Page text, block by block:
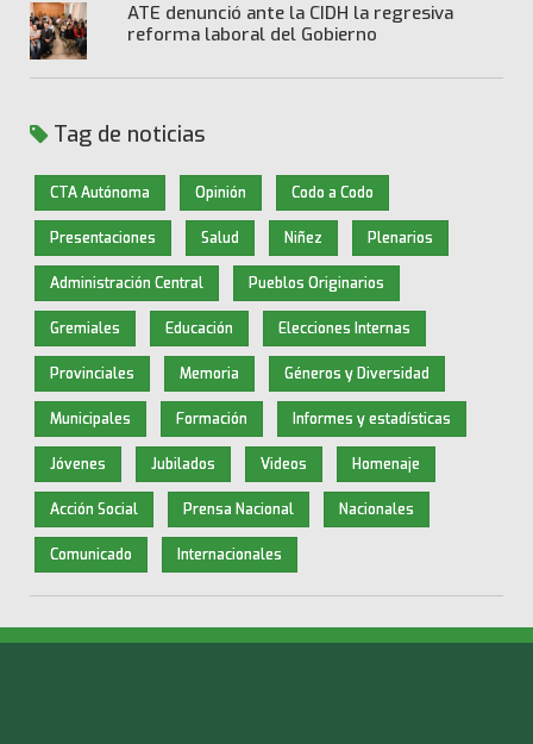
ATE denunció ante la CIDH la regresiva
reforma laboral del Gobierno
Tag de noticias
CTA Autónoma Opinión Codo a Codo
Presentaciones Salud Niñez Plenarios
Administración Central Pueblos Originarios
Gremiales Educación Elecciones Internas
Provinciales Memoria Géneros y Diversidad
Municipales Formación Informes y estadísticas
Jóvenes Jubilados Videos Homenaje
Acción Social Prensa Nacional Nacionales
Comunicado Internacionales